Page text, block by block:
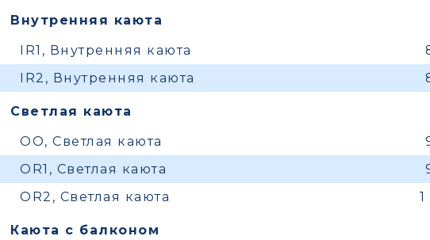
Внутренняя каюта
IR1, Внутренняя каюта
IR2, Внутренняя каюта
Светлая каюта
OO, Светлая каюта
OR1, Светлая каюта
OR2, Светлая каюта
Каюта с балконом